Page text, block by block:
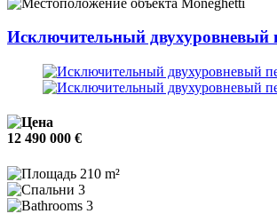
Исключительный двухуровневый
12 490 000 €
210 m²
3
3